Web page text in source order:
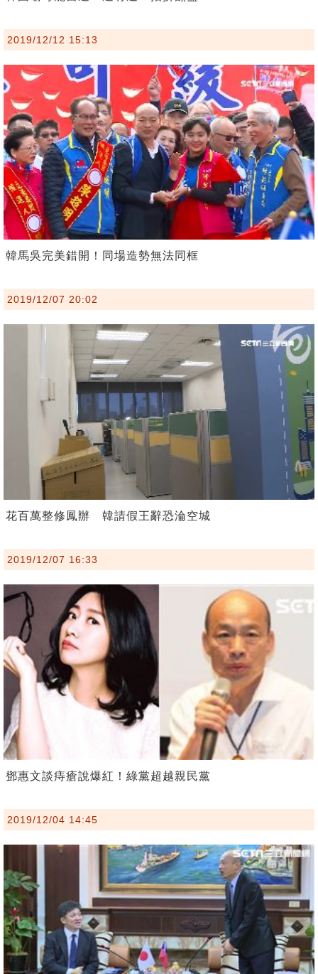
2019/12/12 15:13
韓馬吳完美錯開！同場造勢無法同框
2019/12/07 20:02
花百萬整修鳳辦 韓請假王辭恐淪空城
2019/12/07 16:33
鄧惠文談痔瘡說爆紅！綠黨超越親民黨
2019/12/04 14:45